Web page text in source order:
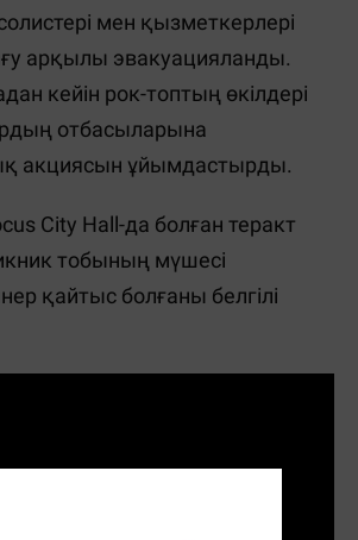
мен қызметкерлері
арқылы эвакуацияланды.
кейін рок-топтың өкілдері
отбасыларына
акциясын ұйымдастырды.
City Hall-да болған теракт
тобының мүшесі
қайтыс болғаны белгілі